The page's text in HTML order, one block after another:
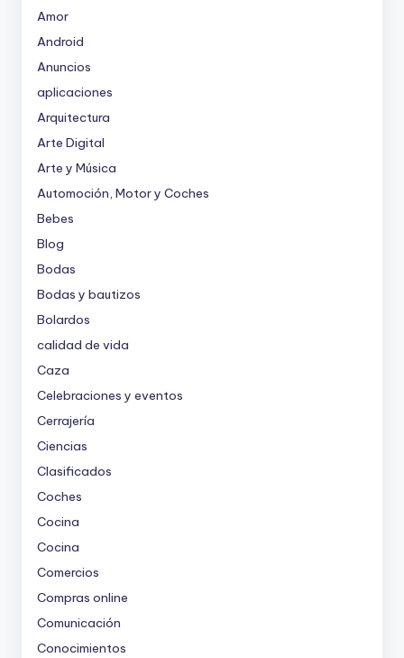
Amor
Android
Anuncios
aplicaciones
Arquitectura
Arte Digital
Arte y Música
Automoción, Motor y Coches
Bebes
Blog
Bodas
Bodas y bautizos
Bolardos
calidad de vida
Caza
Celebraciones y eventos
Cerrajería
Ciencias
Clasificados
Coches
Cocina
Cocina
Comercios
Compras online
Comunicación
Conocimientos